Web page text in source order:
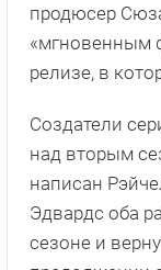
продюсер
«мгновенным
релизе, в
Создатели
над вторым
написан
Эдвардс оба
сезоне и